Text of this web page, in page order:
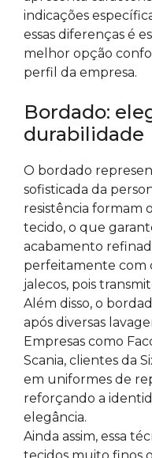
indicações
essas diferenças é
melhor opção
perfil da empresa.
Bordado:
durabilidade
O bordado
sofisticada da
resistência formam
tecido, o que
acabamento
perfeitamente com
jalecos, pois
Além disso, o
após diversas
Empresas como
Scania, clientes da
em uniformes de
reforçando a
elegância.
Ainda assim, essa